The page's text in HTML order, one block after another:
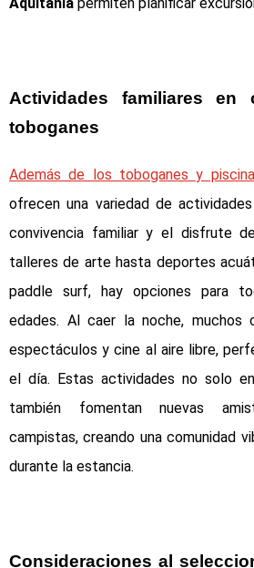
Actividades familiares en
toboganes
Además de los toboganes y
ofrecen una variedad de
convivencia familiar y el disfrute
talleres de arte hasta deportes
paddle surf, hay opciones para
edades. Al caer la noche, muchos
espectáculos y cine al aire libre,
el día. Estas actividades no solo
también fomentan nuevas
campistas, creando una comunidad
durante la estancia.
Consideraciones al